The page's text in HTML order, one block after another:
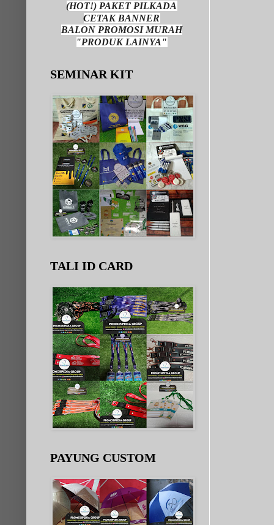
(HOT!) PAKET PILKADA
CETAK BANNER
BALON PROMOSI MURAH
"PRODUK LAINYA"
SEMINAR KIT
TALI ID CARD
PAYUNG CUSTOM